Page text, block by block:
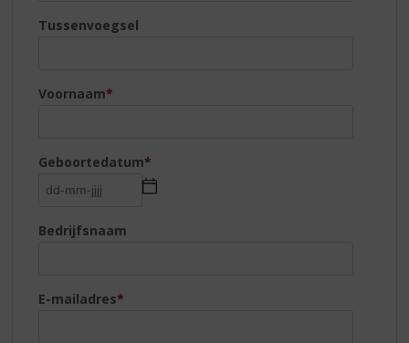
Tussenvoegsel
Voornaam*
Geboortedatum*
Bedrijfsnaam
E-mailadres*